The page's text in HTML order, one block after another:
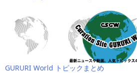
GURURI World トピックまとめ